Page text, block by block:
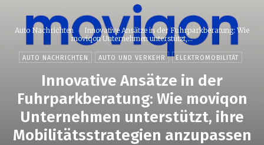
Auto Nachrichten
Innovative Ansätze in der Fuhrparkberatung: Wie
moviqon Unternehmen unterstützt,...
AUTO NACHRICHTEN AUTO UND VERKEHR ELEKTROMOBILITÄT
Innovative Ansätze in der
Fuhrparkberatung: Wie moviqon
Unternehmen unterstützt, ihre
Mobilitätsstrategien anzupassen